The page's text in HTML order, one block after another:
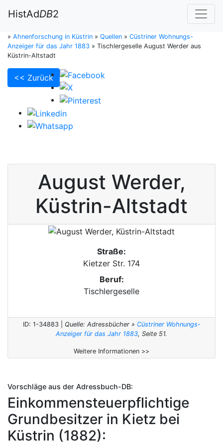
HistAdDB2
» Ahnenforschung in Küstrin » Quellen » Cüstriner Wohnungs-
Anzeiger für das Jahr 1883 » Tischlergeselle August Werder aus
Küstrin-Altstadt
<< Zurück
August Werder,
Küstrin-Altstadt
Straße:
Kietzer Str. 174
Beruf:
Tischlergeselle
ID: 1-34883 | Quelle: Adressbücher » Cüstriner Wohnungs-
Anzeiger für das Jahr 1883, Seite 51.
Weitere Informationen >>
Vorschläge aus der Adressbuch-DB:
Einkommensteuerpflichtige
Grundbesitzer in Kietz bei
Küstrin (1882):